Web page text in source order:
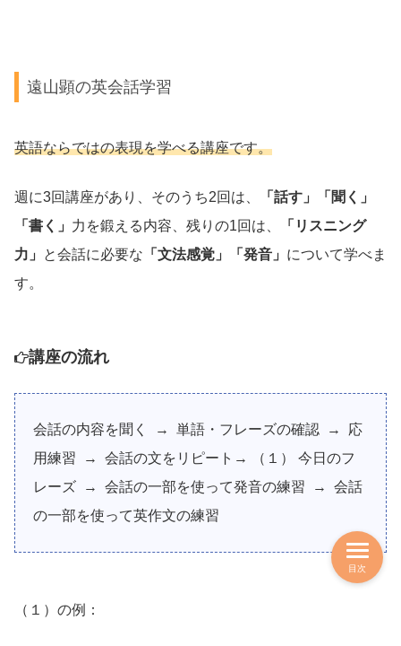
遠山顕の英会話学習
英語ならではの表現を学べる講座です。
週に3回講座があり、そのうち2回は、
「話す」「聞く」
「書く」 力を鍛える内容、残りの1回は、
「リスニング
力」
と会話に必要な 「文法感覚」「発音」 について学べま
す。
講座の流れ
会話の内容を聞く → 単語・フレーズの確認 → 応
用練習 → 会話の文をリピート → （１）
今日のフ
レーズ
→ 会話の一部を使って発音の練習
→ 会話
の一部を使って英作文の練習
（１）の例：
目次